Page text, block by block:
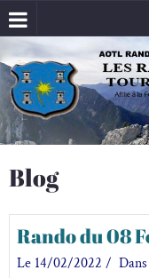
Blog
Rando du 08
Le 14/02/2022 Dans